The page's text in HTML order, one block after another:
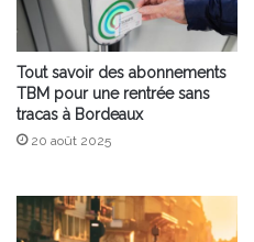
Tout savoir des abonnements
TBM pour une rentrée sans
tracas à Bordeaux
20 août 2025